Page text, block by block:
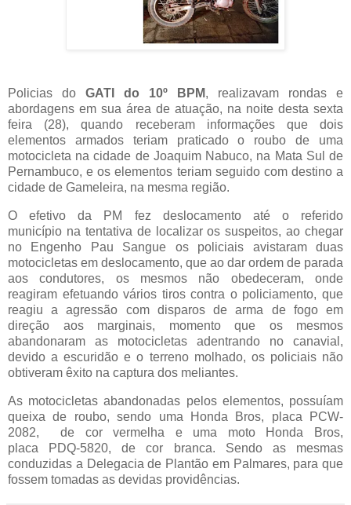
Policias do GATI do 10º BPM, realizavam rondas e
abordagens em sua área de atuação, na noite desta sexta
feira (28), quando receberam informações que dois
elementos armados teriam praticado o roubo de uma
motocicleta na cidade de Joaquim Nabuco, na Mata Sul de
Pernambuco, e os elementos teriam seguido com destino a
cidade de Gameleira, na mesma região.
O efetivo da PM fez deslocamento até o referido
município na tentativa de localizar os suspeitos, ao chegar
no Engenho Pau Sangue os policiais avistaram duas
motocicletas em deslocamento, que ao dar ordem de parada
aos condutores, os mesmos não obedeceram, onde
reagiram efetuando vários tiros contra o policiamento, que
reagiu a agressão com disparos de arma de fogo em
direção aos marginais, momento que os mesmos
abandonaram as motocicletas adentrando no canavial,
devido a escuridão e o terreno molhado, os policiais não
obtiveram êxito na captura dos meliantes.
As motocicletas abandonadas pelos elementos, possuíam
queixa de roubo, sendo uma Honda Bros, placa PCW-
2082, de cor vermelha e uma moto Honda Bros,
placa PDQ-5820, de cor branca. Sendo as mesmas
conduzidas a Delegacia de Plantão em Palmares, para que
fossem tomadas as devidas providências.